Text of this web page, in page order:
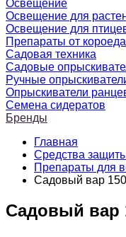
Освещение
Освещение для
Освещение для
Препараты от короеда
Садовая техника
Садовые
Ручные
Опрыскиватели
Семена сидератов
Бренды
Главная
Средства
Препараты для
Садовый вар 150
Садовый вар